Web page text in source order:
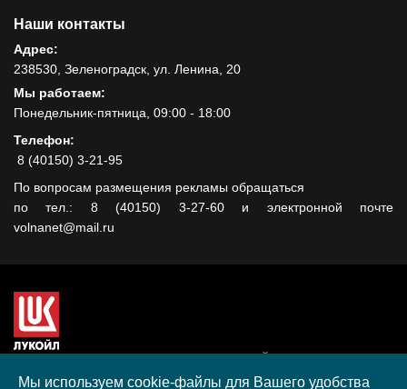
Наши контакты
Адрес:
238530, Зеленоградск, ул. Ленина, 20
Мы работаем:
Понедельник-пятница, 09:00 - 18:00
Телефон:
8 (40150) 3-21-95
По вопросам размещения рекламы обращаться
по тел.: 8 (40150) 3-27-60 и электронной почте
volnanet@mail.ru
гранта, полученного в рамках XIII Конкурса социальных и
Мы используем cookie-файлы для Вашего удобства